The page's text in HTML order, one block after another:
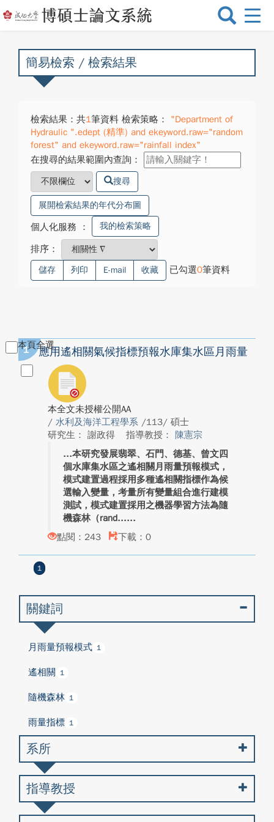
選
換
簡易檢索 / 檢索結果
檢索結果：共1筆資料 檢索策略：
"Department of
Hydraulic ".edept (精準) and ekeyword.raw="random
forest" and ekeyword.raw="rainfall index"
在搜尋的結果範圍內查詢：
搜尋
展開檢索結果的年代分布圖
個人化服務 ： 我的檢索策略
排序：
儲存 列印 E-mail 收藏 已勾選0筆資料
本頁全選
1 應用遙相關氣候指標預報水庫集水區月雨量
本全文未授權公開AA
/ 水利及海洋工程學系 /113/ 碩士
研究生： 謝政得
指導教授： 陳憲宗
本研究發展翡翠、石門、德基、曾文四
個水庫集水區之遙相關月雨量預報模式，
模式建置過程採用多種遙相關指標作為候
選輸入變量，考量所有變量組合進行建模
測試，模式建置採用之機器學習方法為隨
機森林（rand...
點閱：243
下載：0
1
關鍵詞
月雨量預報模式 1
遙相關 1
隨機森林 1
雨量指標 1
系所
指導教授